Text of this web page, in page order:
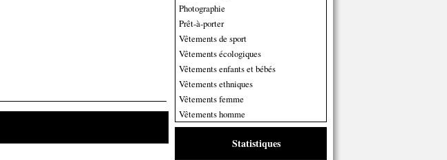
Photographie
Prêt-à-porter
Vêtements de sport
Vêtements écologiques
Vêtements enfants et bébés
Vêtements ethniques
Vêtements femme
Vêtements homme
Statistiques